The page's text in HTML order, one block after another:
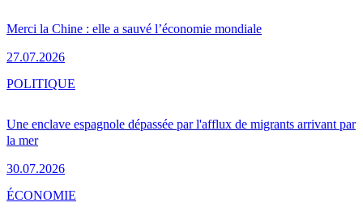
Merci la Chine : elle a sauvé l’économie mondiale
27.07.2026
Une enclave espagnole dépassée par l'afflux de migrants arrivant par
la mer
30.07.2026
POLITIQUE
ÉCONOMIE